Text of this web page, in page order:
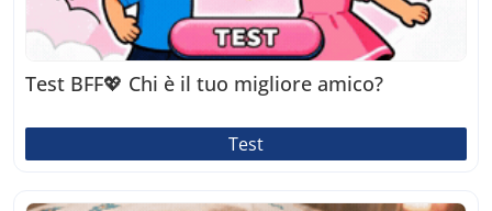
Test BFF💖 Chi è il tuo migliore amico?
Test